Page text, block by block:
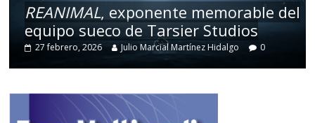
REANIMAL, exponente memorable del
equipo sueco de Tarsier Studios
27 febrero, 2026 Julio Marcial Martínez Hidalgo 0